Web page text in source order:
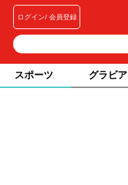
ログイン 会員登録
スポーツ グラビア